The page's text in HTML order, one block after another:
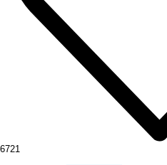
6721